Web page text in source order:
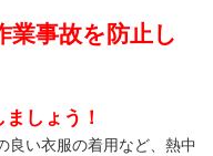
事故を防止し
しょう！
い衣服の着用など、熱中